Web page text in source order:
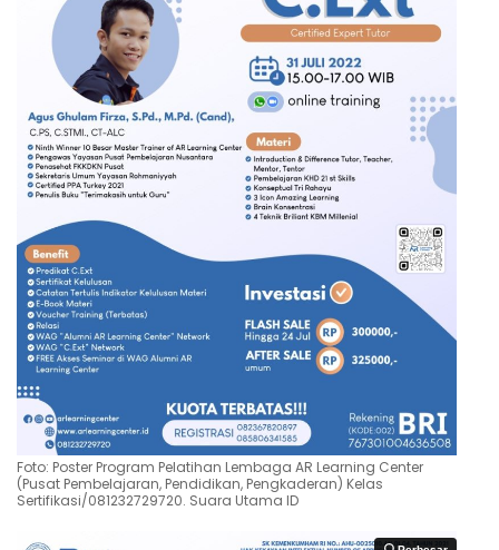
Foto: Poster Program Pelatihan Lembaga AR Learning Center
(Pusat Pembelajaran, Pendidikan, Pengkaderan) Kelas
Sertifikasi/081232729720. Suara Utama ID